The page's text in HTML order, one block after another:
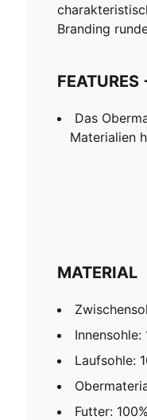
Branding
FEATURES
Das
Materialien
MATERIAL
Innensohle:
Laufsohle:
Futter: